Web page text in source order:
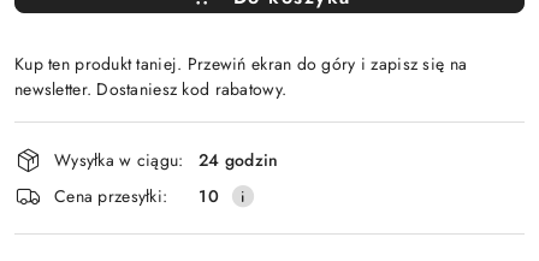
Kup ten produkt taniej. Przewiń ekran do góry i zapisz się na
newsletter. Dostaniesz kod rabatowy.
Dostępność
i
dostawa
Wysyłka w ciągu:
24 godzin
Cena przesyłki:
10